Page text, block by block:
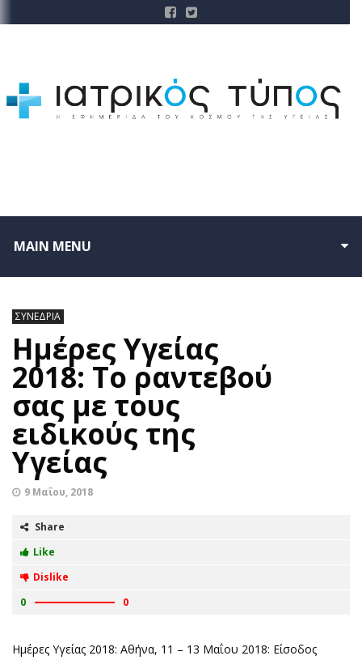
MAIN MENU
ΣΥΝΕΔΡΙΑ
Ημέρες Υγείας
2018: Το ραντεβού
σας με τους
ειδικούς της
Υγείας
9 Μαΐου, 2018
Share
Like
Dislike
0
0
Ημέρες Υγείας 2018: Αθήνα, 11 – 13 Μαΐου 2018: Είσοδος